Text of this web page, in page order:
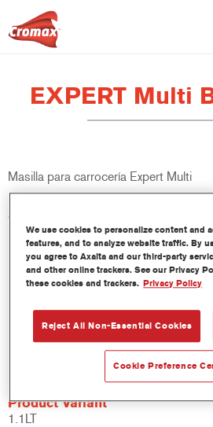
EXPERT Multi
Masilla para carrocería Expert Multi
Características del producto
Excelente calidad de relleno y
Extremadamente fácil de lijar, lo
eficiente.
La pasta extremadamente suave y
No embaza por lo que requiere
Disponible en lata de 1,1 litros.
Product Variant
1.1LT
We use cookies to personalize content and
features, and to analyze website traffic. By
you agree to Axalta and our third-party
and other online trackers. See our Privacy
these cookies and trackers. Privacy Policy
Reject All Non-Essential Cookies
Cookie Preference